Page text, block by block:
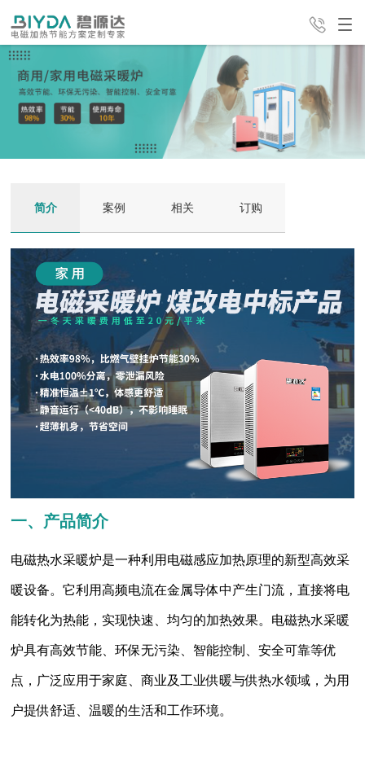
产品中心 解决方案 经典案例
联系我们
简介 案例 相关 订购
一、产品简介
电磁热水采暖炉是一种利用电磁感应加热原理的新型高效采
暖设备。它利用高频电流在金属导体中产生门流，直接将电
能转化为热能，实现快速、均匀的加热效果。电磁热水采暖
炉具有高效节能、环保无污染、智能控制、安全可靠等优
点，广泛应用于家庭、商业及工业供暖与供热水领域，为用
户提供舒适、温暖的生活和工作环境。